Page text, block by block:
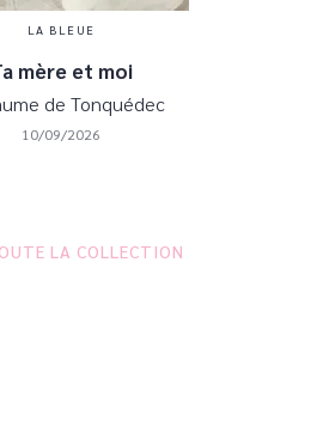
LA BLEUE
mère et moi
de Tonquédec
10/09/2026
LA COLLECTION